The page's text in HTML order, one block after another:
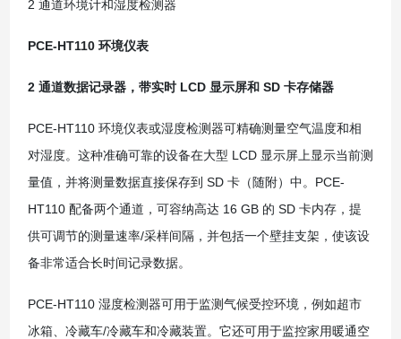
2 通道环境计和湿度检测器
PCE-HT110 环境仪表
2 通道数据记录器，带实时 LCD 显示屏和 SD 卡存储器
PCE-HT110 环境仪表或湿度检测器可精确测量空气温度和相
对湿度。这种准确可靠的设备在大型 LCD 显示屏上显示当前测
量值，并将测量数据直接保存到 SD 卡（随附）中。PCE-
HT110 配备两个通道，可容纳高达 16 GB 的 SD 卡内存，提
供可调节的测量速率/采样间隔，并包括一个壁挂支架，使该设
备非常适合长时间记录数据。
PCE-HT110 湿度检测器可用于监测气候受控环境，例如超市
冰箱、冷藏车/冷藏车和冷藏装置。它还可用于监控家用暖通空